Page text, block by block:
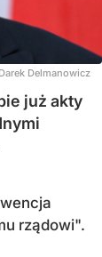
Darek Delmanowicz
już akty
rządowi".